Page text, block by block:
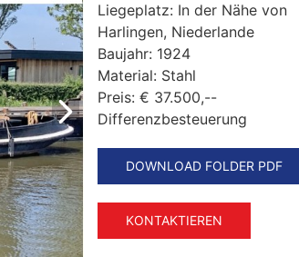
Liegeplatz: In der Nähe von
Harlingen, Niederlande
Baujahr: 1924
Material: Stahl
Preis: € 37.500,--
Differenzbesteuerung
DOWNLOAD FOLDER PDF
KONTAKTIEREN